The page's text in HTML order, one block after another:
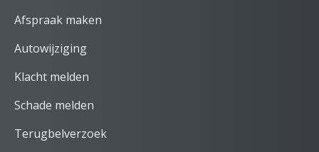
Afspraak maken
Autowijziging
Klacht melden
Schade melden
Terugbelverzoek